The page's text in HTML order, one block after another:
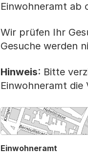
Einwohneramt ab
Wir prüfen Ihr
Gesuche werden
Hinweis: Bitte
Einwohneramt die
Einwohneramt